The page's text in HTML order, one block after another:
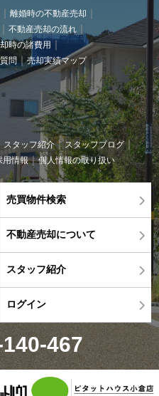
離婚時の不動産売却
不動産売却の流れ
時の諸費用
問 売却実績マップ
スタッフ紹介
スタッフブログ
用情報 個人情報の取り扱い
売買物件検索
不動産売却について
スタッフ紹介
ログイン
467